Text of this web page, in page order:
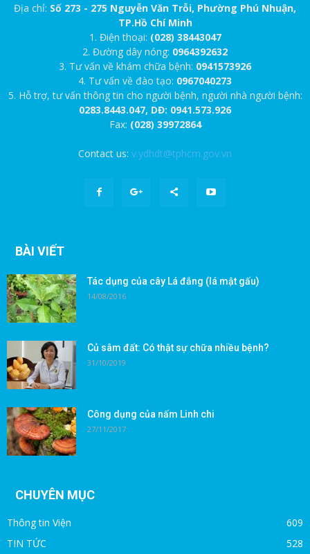
Địa chỉ: Số 273 - 275 Nguyễn Văn Trỗi, Phường Phú Nhuận,
TP.Hồ Chí Minh
1. Điện thoại: (028) 38443047
2. Đường dây nóng: 0964392632
3. Tư vấn về khám chữa bệnh: 0941573926
4. Tư vấn về đào tạo: 0967040273
5. Hỗ trợ, tư vấn thông tin cho người bệnh, người nhà người bệnh:
0283.8443.047, DĐ: 0941.573.926
Fax: (028) 39972864
Contact us: v.ydhdt@tphcm.gov.vn
BÀI VIẾT
Tác dụng của cây Lá đắng (lá mật gấu)
14/08/2016
Củ sâm đất: Có thật sự chữa nhiều bệnh?
31/10/2019
Công dụng của nấm Linh chi
27/11/2017
CHUYÊN MỤC
Thông tin Viện
609
TIN TỨC
528